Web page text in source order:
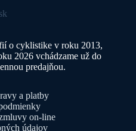
o cyklistike v roku 2013,
2026 vchádzame už do
predajňou.
a platby
on-line
údajov